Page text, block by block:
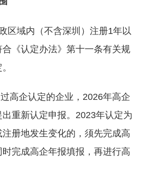
区域内（不含深圳）注册1年以
合《认定办法》第十一条有关规
高企认定的企业，2026年高企
重新认定申报。2023年认定为
册地发生变化的，须先完成高
完成高企年报填报，再进行高